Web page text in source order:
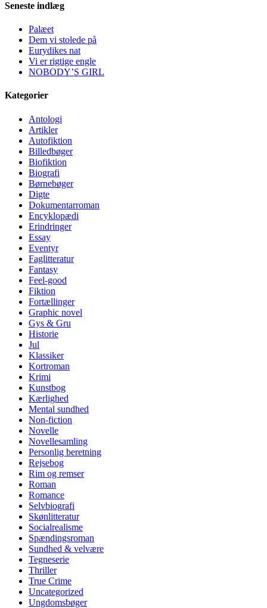
Seneste indlæg
Palæet
Dem vi stolede på
Eurydikes nat
Vi er rigtige engle
NOBODY’S GIRL
Kategorier
Antologi
Artikler
Autofiktion
Billedbøger
Biofiktion
Biografi
Børnebøger
Digte
Dokumentarroman
Encyklopædi
Erindringer
Essay
Eventyr
Faglitteratur
Fantasy
Feel-good
Fiktion
Fortællinger
Graphic novel
Gys & Gru
Historie
Jul
Klassiker
Kortroman
Krimi
Kunstbog
Kærlighed
Mental sundhed
Non-fiction
Novelle
Novellesamling
Personlig beretning
Rejsebog
Rim og remser
Roman
Romance
Selvbiografi
Skønlitteratur
Socialrealisme
Spændingsroman
Sundhed & velvære
Tegneserie
Thriller
True Crime
Uncategorized
Ungdomsbøger